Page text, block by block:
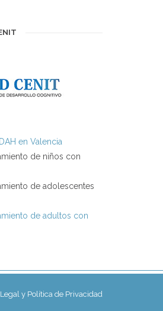
en Valencia
de niños con
de adolescentes
de adultos con
y Política de Privacidad